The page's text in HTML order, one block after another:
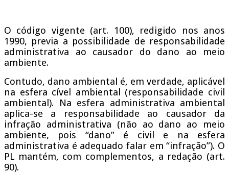
O código vigente (art. 100), redigido nos anos
1990, previa a possibilidade de responsabilidade
administrativa ao causador do dano ao meio
ambiente.
Contudo, dano ambiental é, em verdade, aplicável
na esfera cível ambiental (responsabilidade civil
ambiental). Na esfera administrativa ambiental
aplica-se a responsabilidade ao causador da
infração administrativa (não ao dano ao meio
ambiente, pois “dano” é civil e na esfera
administrativa é adequado falar em “infração”). O
PL mantém, com complementos, a redação (art.
90).